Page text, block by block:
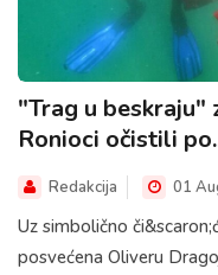
"Trag u beskraju"
Ronioci očistili
Redakcija 01
Uz simbolično
posvećena Oliveru